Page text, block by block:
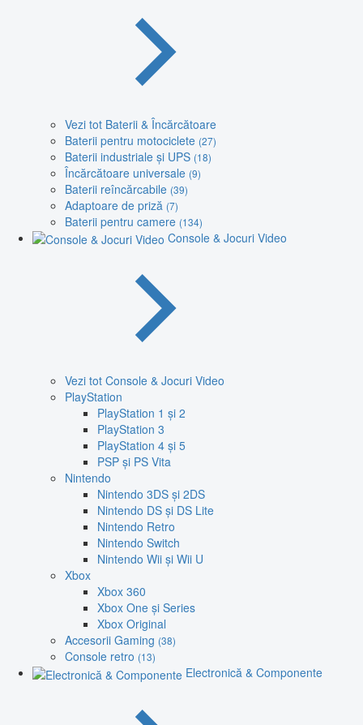
Vezi tot Baterii & Încărcătoare
Baterii pentru motociclete (27)
Baterii industriale și UPS (18)
Încărcătoare universale (9)
Baterii reîncărcabile (39)
Adaptoare de priză (7)
Baterii pentru camere (134)
Console & Jocuri Video
Vezi tot Console & Jocuri Video
PlayStation
PlayStation 1 și 2
PlayStation 3
PlayStation 4 și 5
PSP și PS Vita
Nintendo
Nintendo 3DS și 2DS
Nintendo DS și DS Lite
Nintendo Retro
Nintendo Switch
Nintendo Wii și Wii U
Xbox
Xbox 360
Xbox One și Series
Xbox Original
Accesorii Gaming (38)
Console retro (13)
Electronică & Componente